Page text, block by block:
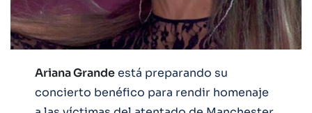
Ariana Grandeestá preparando su
concierto benéfico para rendir homenaje